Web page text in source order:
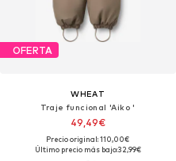
OFERTA
WHEAT
Traje funcional 'Aiko '
49,49€
Precio original: 110,00€
Último precio más bajo:32,99€